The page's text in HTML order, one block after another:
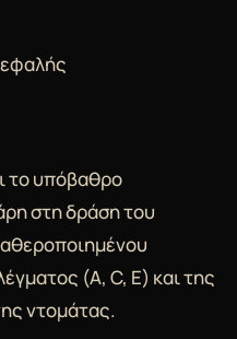
το υπόβαθρο
στη δράση του
(A, C, E) και της
ντομάτας.